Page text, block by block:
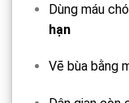
Dùng máu
hạn
Vẽ bùa bằng